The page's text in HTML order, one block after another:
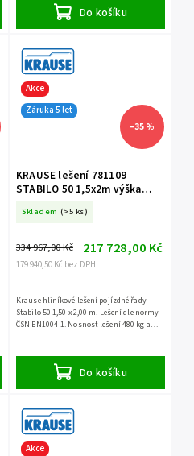
Do košíku
Akce
Záruka 5 let
–35 %
KRAUSE lešení 781109
STABILO 50 1,5x2m výška
Skladem (>5 ks)
179 940,50 Kč bez DPH
334 967,00 Kč 217 728,00 Kč
Do košíku
Krause hliníkové lešení pojízdné řady
Stabilo 50 1,50 x 2,00 m. Lešení dle normy
ČSN EN1004-1. Nosnost lešení 480 kg a
Akce